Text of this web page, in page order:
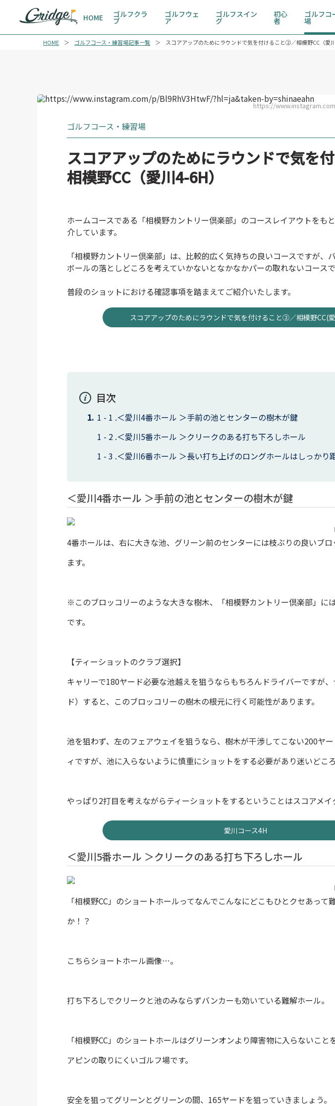
HOME ゴルフクラ
ブ
ゴルフウェ
ア
ゴルフスイン
グ
初心
者
ゴルフコ
場
HOME ゴルフコース・練習場記事一覧 スコアアップのためにラウンドで気を付けること②／相模野CC（愛川
https://
ゴルフコース・練習場
スコアアップのためにラウンドで気を
相模野CC（愛川4-6H）
ホームコースである「相模野カントリー倶楽部」のコースレイアウトをも
介しています。
「相模野カントリー倶楽部」は、比較的広く気持ちの良いコースですが、
ボールの落としどころを考えていかないとなかなかパーの取れないコースで
普段のショットにおける確認事項を踏まえてご紹介いたします。
スコアアップのためにラウンドで気を付けること②／相模野CC(
目次
＜愛川4番ホール ＞手前の池とセンターの樹木が鍵
＜愛川5番ホール ＞クリークのある打ち下ろしホール
＜愛川6番ホール ＞長い打ち上げのロングホールはしっかり
＜愛川4番ホール ＞手前の池とセンターの樹木が鍵
4番ホールは、右に大きな池、グリーン前のセンターには枝ぶりの良いブ
ます。
※このブロッコリーのような大きな樹木、「相模野カントリー倶楽部」に
です。
【ティーショットのクラブ選択】
キャリーで180ヤード必要な池越えを狙うならもちろんドライバーですが
ド）すると、このブロッコリーの樹木の根元に行く可能性があります。
池を狙わず、左のフェアウェイを狙うなら、樹木が干渉してこない200ヤ
ィですが、池に入らないように慎重にショットをする必要があり迷いどころ
やっぱり2打目を考えながらティーショットをするということはスコアメイ
愛川コース4H
＜愛川5番ホール ＞クリークのある打ち下ろしホール
「相模野CC」のショートホールってなんでこんなにどこもひとクセあって
か！？
こちらショートホール画像…。
打ち下ろしでクリークと池のみならずバンカーも効いている難解ホール。
「相模野CC」のショートホールはグリーンオンより障害物に入らないこと
アピンの取りにくいゴルフ場です。
安全を狙ってグリーンとグリーンの間、165ヤードを狙っていきましょう。